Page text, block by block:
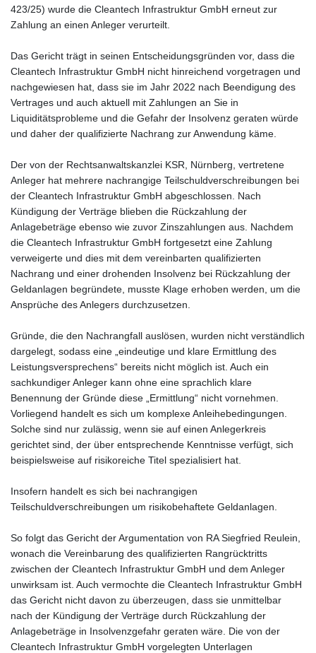
423/25) wurde die Cleantech Infrastruktur GmbH erneut zur
Zahlung an einen Anleger verurteilt.
Das Gericht trägt in seinen Entscheidungsgründen vor, dass die
Cleantech Infrastruktur GmbH nicht hinreichend vorgetragen und
nachgewiesen hat, dass sie im Jahr 2022 nach Beendigung des
Vertrages und auch aktuell mit Zahlungen an Sie in
Liquiditätsprobleme und die Gefahr der Insolvenz geraten würde
und daher der qualifizierte Nachrang zur Anwendung käme.
Der von der Rechtsanwaltskanzlei KSR, Nürnberg, vertretene
Anleger hat mehrere nachrangige Teilschuldverschreibungen bei
der Cleantech Infrastruktur GmbH abgeschlossen. Nach
Kündigung der Verträge blieben die Rückzahlung der
Anlagebeträge ebenso wie zuvor Zinszahlungen aus. Nachdem
die Cleantech Infrastruktur GmbH fortgesetzt eine Zahlung
verweigerte und dies mit dem vereinbarten qualifizierten
Nachrang und einer drohenden Insolvenz bei Rückzahlung der
Geldanlagen begründete, musste Klage erhoben werden, um die
Ansprüche des Anlegers durchzusetzen.
Gründe, die den Nachrangfall auslösen, wurden nicht verständlich
dargelegt, sodass eine „eindeutige und klare Ermittlung des
Leistungsversprechens“ bereits nicht möglich ist. Auch ein
sachkundiger Anleger kann ohne eine sprachlich klare
Benennung der Gründe diese „Ermittlung“ nicht vornehmen.
Vorliegend handelt es sich um komplexe Anleihebedingungen.
Solche sind nur zulässig, wenn sie auf einen Anlegerkreis
gerichtet sind, der über entsprechende Kenntnisse verfügt, sich
beispielsweise auf risikoreiche Titel spezialisiert hat.
Insofern handelt es sich bei nachrangigen
Teilschuldverschreibungen um risikobehaftete Geldanlagen.
So folgt das Gericht der Argumentation von RA Siegfried Reulein,
wonach die Vereinbarung des qualifizierten Rangrücktritts
zwischen der Cleantech Infrastruktur GmbH und dem Anleger
unwirksam ist. Auch vermochte die Cleantech Infrastruktur GmbH
das Gericht nicht davon zu überzeugen, dass sie unmittelbar
nach der Kündigung der Verträge durch Rückzahlung der
Anlagebeträge in Insolvenzgefahr geraten wäre. Die von der
Cleantech Infrastruktur GmbH vorgelegten Unterlagen